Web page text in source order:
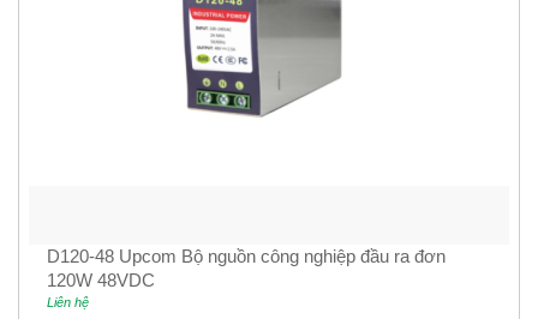
D120-48 Upcom Bộ nguồn công nghiệp đầu ra đơn
120W 48VDC
Liên hệ